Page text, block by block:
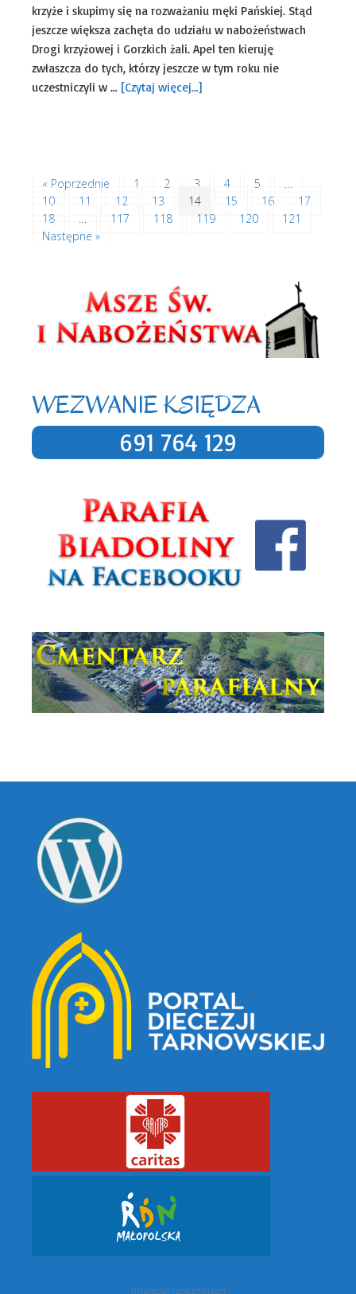
krzyże i skupimy się na rozważaniu męki Pańskiej. Stąd
jeszcze większa zachęta do udziału w nabożeństwach
Drogi krzyżowej i Gorzkich żali. Apel ten kieruję
zwłaszcza do tych, którzy jeszcze w tym roku nie
uczestniczyli w … [Czytaj więcej…]
« Poprzednie 1 2 3 4 5
…
10
11 12 13 14 15 16
17
18
… 117 118 119 120
121
Następne »
WEZWANIE KSIĘDZA
691 764 129
http://counterliczniki.com